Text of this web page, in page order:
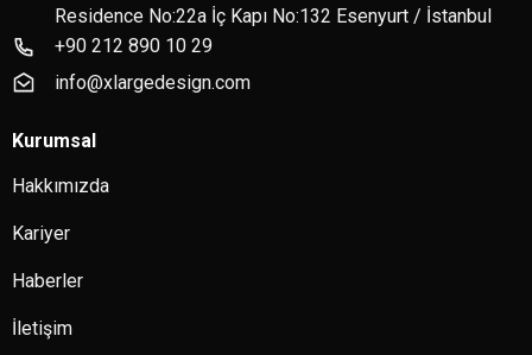
Residence No:22a İç Kapı No:132 Esenyurt / İstanbul
+90 212 890 10 29
info@xlargedesign.com
Kurumsal
Hakkımızda
Kariyer
Haberler
İletişim